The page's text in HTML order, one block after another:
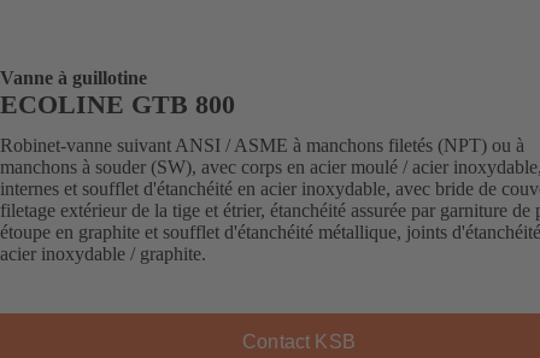
Vanne à guillotine
ECOLINE GTB 800
Robinet-vanne suivant ANSI / ASME à manchons filetés (NPT) ou à
manchons à souder (SW), avec corps en acier moulé / acier
internes et soufflet d'étanchéité en acier inoxydable, avec bride de
filetage extérieur de la tige et étrier, étanchéité assurée par garniture de
étoupe en graphite et soufflet d'étanchéité métallique, joints
acier inoxydable / graphite.
Contact KSB